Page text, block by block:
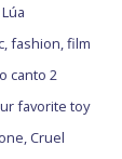
fashion, film
canto 2
favorite toy
Cruel